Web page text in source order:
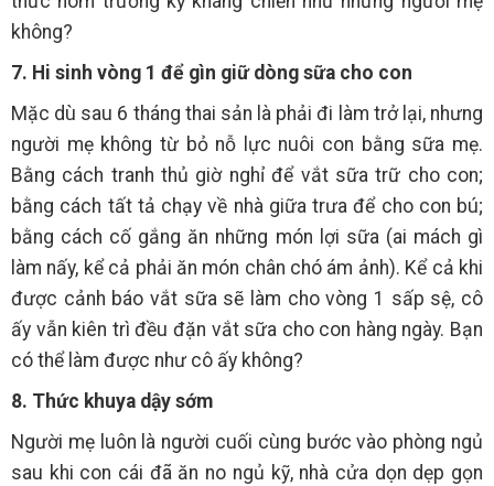
không?
7. Hi sinh vòng 1 để gìn giữ dòng sữa cho con
Mặc dù sau 6 tháng thai sản là phải đi làm trở lại, nhưng
người mẹ không từ bỏ nỗ lực nuôi con bằng sữa mẹ.
Bằng cách tranh thủ giờ nghỉ để vắt sữa trữ cho con;
bằng cách tất tả chạy về nhà giữa trưa để cho con bú;
bằng cách cố gắng ăn những món lợi sữa (ai mách gì
làm nấy, kể cả phải ăn món chân chó ám ảnh). Kể cả khi
được cảnh báo vắt sữa sẽ làm cho vòng 1 sấp sệ, cô
ấy vẫn kiên trì đều đặn vắt sữa cho con hàng ngày. Bạn
có thể làm được như cô ấy không?
8. Thức khuya dậy sớm
Người mẹ luôn là người cuối cùng bước vào phòng ngủ
sau khi con cái đã ăn no ngủ kỹ, nhà cửa dọn dẹp gọn